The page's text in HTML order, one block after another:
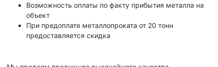
Возможность оплаты по факту прибытия металла на
объект
При предоплате металлопроката от 20 тонн
предоставляется скидка